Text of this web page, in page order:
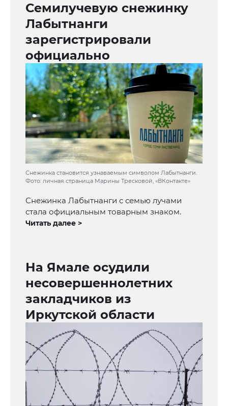
Семилучевую снежинку
Лабытнанги
зарегистрировали
официально
Снежинка становится узнаваемым символом Лабытнанги.
Фото: личная страница Марины Тресковой, «ВКонтакте»
Снежинка Лабытнанги с семью лучами
стала официальным товарным знаком.
Читать далее >
На Ямале осудили
несовершеннолетних
закладчиков из
Иркутской области